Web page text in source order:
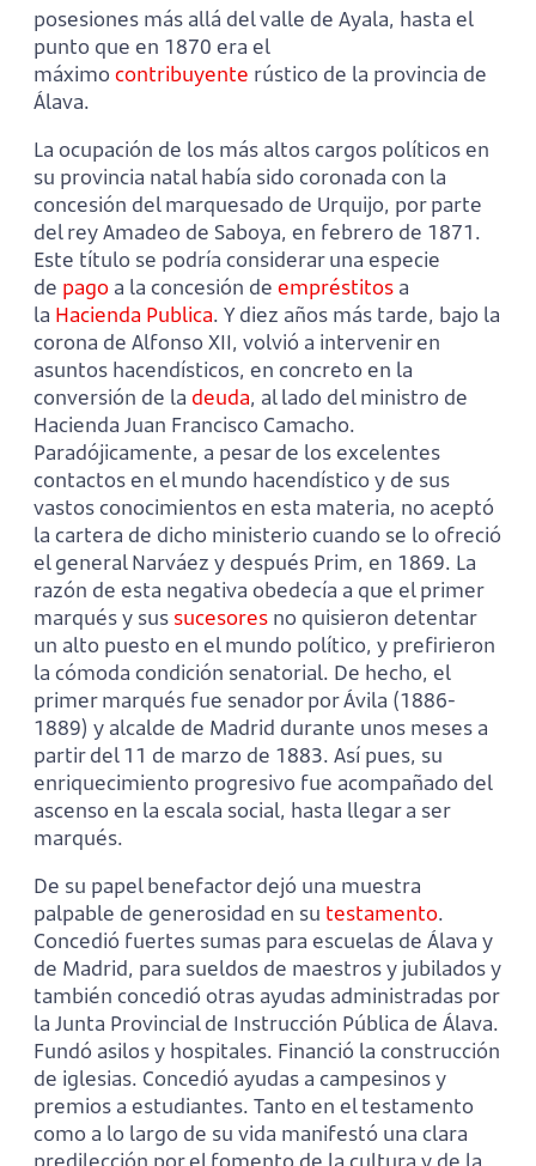
posesiones más allá del valle de Ayala, hasta el
punto que en 1870 era el
máximo contribuyente rústico de la provincia de
Álava.
La ocupación de los más altos cargos políticos en
su provincia natal había sido coronada con la
concesión del marquesado de Urquijo, por parte
del rey Amadeo de Saboya, en febrero de 1871.
Este título se podría considerar una especie
de pago a la concesión de empréstitos a
la Hacienda Publica. Y diez años más tarde, bajo la
corona de Alfonso XII, volvió a intervenir en
asuntos hacendísticos, en concreto en la
conversión de la deuda, al lado del ministro de
Hacienda Juan Francisco Camacho.
Paradójicamente, a pesar de los excelentes
contactos en el mundo hacendístico y de sus
vastos conocimientos en esta materia, no aceptó
la cartera de dicho ministerio cuando se lo ofreció
el general Narváez y después Prim, en 1869. La
razón de esta negativa obedecía a que el primer
marqués y sus sucesores no quisieron detentar
un alto puesto en el mundo político, y prefirieron
la cómoda condición senatorial. De hecho, el
primer marqués fue senador por Ávila (1886-
1889) y alcalde de Madrid durante unos meses a
partir del 11 de marzo de 1883. Así pues, su
enriquecimiento progresivo fue acompañado del
ascenso en la escala social, hasta llegar a ser
marqués.
De su papel benefactor dejó una muestra
palpable de generosidad en su testamento.
Concedió fuertes sumas para escuelas de Álava y
de Madrid, para sueldos de maestros y jubilados y
también concedió otras ayudas administradas por
la Junta Provincial de Instrucción Pública de Álava.
Fundó asilos y hospitales. Financió la construcción
de iglesias. Concedió ayudas a campesinos y
premios a estudiantes. Tanto en el testamento
como a lo largo de su vida manifestó una clara
predilección por el fomento de la cultura y de la